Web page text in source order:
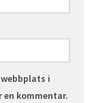
i
kommentar.